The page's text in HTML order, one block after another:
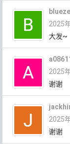
2025
大发~
2025
谢谢
2025
谢谢